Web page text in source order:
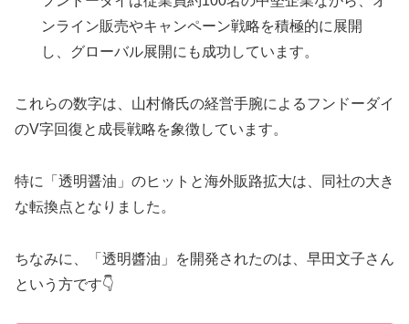
ンライン販売やキャンペーン戦略を積極的に展開
し、グローバル展開にも成功しています。
これらの数字は、山村脩氏の経営手腕によるフンドーダイ
のV字回復と成長戦略を象徴しています。
特に「透明醤油」のヒットと海外販路拡大は、同社の大き
な転換点となりました。
ちなみに、「透明醬油」を開発されたのは、早田文子さん
という方です👇